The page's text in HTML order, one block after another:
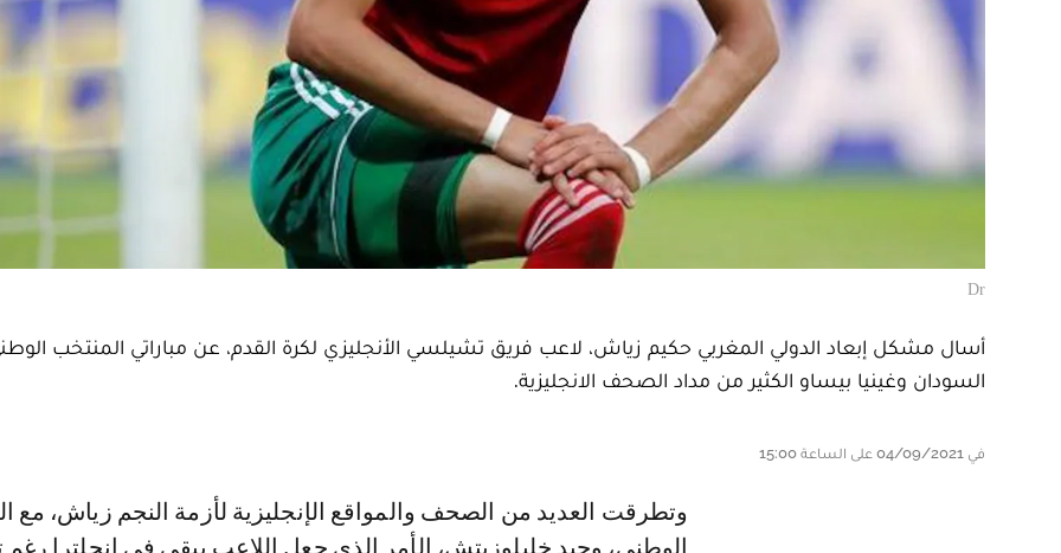
Dr
أسال مشكل إبعاد الدولي المغربي حكيم زياش، لاعب فريق تشيلسي الأنجليزي لكرة القدم، عن مباراتي المنتخب
السودان وغينيا بيساو الكثير من مداد الصحف الانجليزية.
في 04/09/2021 على الساعة 15:00
وتطرقت العديد من الصحف والمواقع الإنجليزية لأزمة النجم زياش، مع الناخب
الوطني، وحيد خليلوزيتش، الأمر الذي جعل اللاعب يبقى في إنجلترا